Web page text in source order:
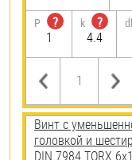
P
?
1
k
?
4.4
Винт с
головкой и
DIN 7984 TORX